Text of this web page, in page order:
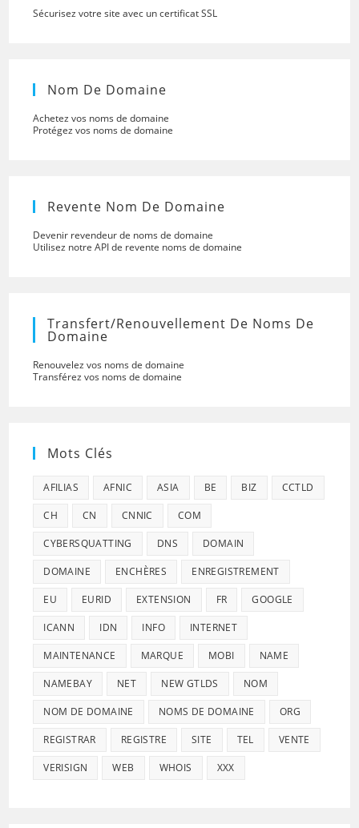
Sécurisez votre site avec un certificat SSL
Nom De Domaine
Achetez vos noms de domaine
Protégez vos noms de domaine
Revente Nom De Domaine
Devenir revendeur de noms de domaine
Utilisez notre API de revente noms de domaine
Transfert/renouvellement De Noms De
Domaine
Renouvelez vos noms de domaine
Transférez vos noms de domaine
Mots Clés
AFILIAS AFNIC ASIA BE BIZ CCTLD
CH CN CNNIC COM
CYBERSQUATTING DNS DOMAIN
DOMAINE ENCHÈRES ENREGISTREMENT
EU EURID EXTENSION FR GOOGLE
ICANN IDN INFO INTERNET
MAINTENANCE MARQUE MOBI NAME
NAMEBAY NET NEW GTLDS NOM
NOM DE DOMAINE NOMS DE DOMAINE ORG
REGISTRAR REGISTRE SITE TEL VENTE
VERISIGN WEB WHOIS XXX